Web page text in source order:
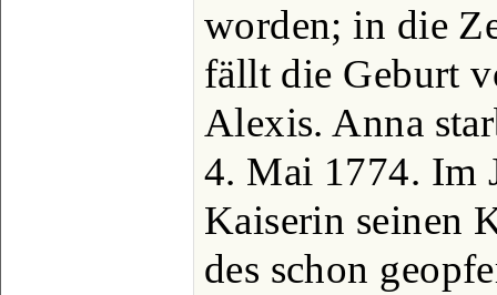
worden; in die
fällt die Geburt
Alexis. Anna
4. Mai 1774. Im
Kaiserin seinen
des schon